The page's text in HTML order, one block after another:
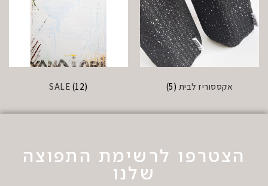
אקססוריז לבית (5)
SALE (12)
הצטרפו לרשימת התפוצה
שלנו